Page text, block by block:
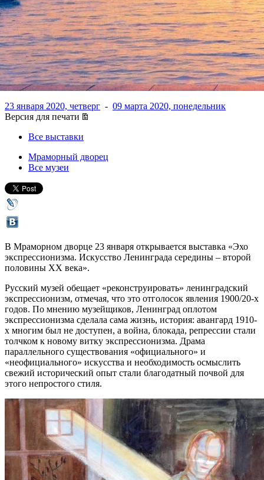
Русский музей
«реконструирует»
ленинградский
экспрессионизм
23 января 2020, четверг - 09 марта 2020, понедельник
Версия для печати
Все выставки
Мраморный дворец
Все музеи
В Мраморном дворце 23 января открывается выставка «Эхо
экспрессионизма. Искусство Ленинграда середины – второй
половины XX века».
Русский музей обещает «реконструировать» ленинградский
экспрессионизм, отмечая, что это отголосок явления 1900/20-х
годов. По мнению музейщиков, Ленинград оплотом
экспрессионизма сделала сама жизнь, история: авангард 1910-
х многим был не доступен, а война, блокада, репрессии стали
толчком к новому витку экспрессионизма. Драма
параллельного существования «официального» и
«неофициального» искусства и необходимость осмыслить
свежий исторический опыт стали благодатный почвой для
этого непростого стиля.